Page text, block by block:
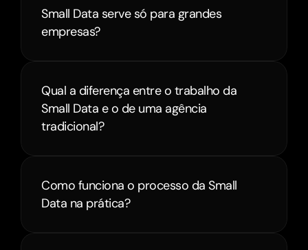
Small Data serve só para grandes
empresas?
Qual a diferença entre o trabalho da
Small Data e o de uma agência
tradicional?
Como funciona o processo da Small
Data na prática?